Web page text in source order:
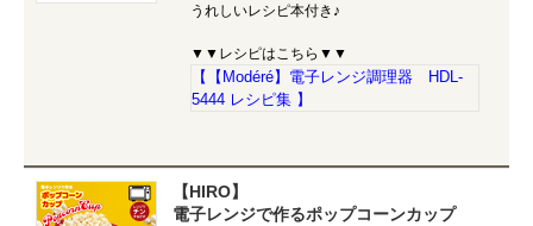
うれしいレシピ本付き♪
▼▼レシピはこちら▼▼
【【Modéré】電子レンジ調理器 HDL-
5444 レシピ集 】
【HIRO】
電子レンジで作るポップコーンカップ